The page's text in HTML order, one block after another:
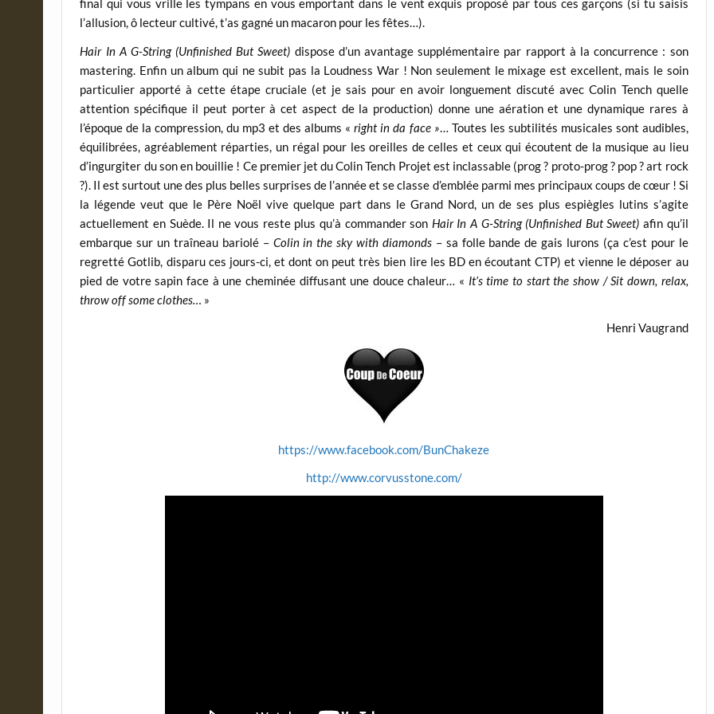
final qui vous vrille les tympans en vous emportant dans le vent exquis proposé par tous ces garçons (si tu saisis
l’allusion, ô lecteur cultivé, t’as gagné un macaron pour les fêtes…).
Hair In A G-String (Unfinished But Sweet) dispose d’un avantage supplémentaire par rapport à la concurrence : son
mastering. Enfin un album qui ne subit pas la Loudness War ! Non seulement le mixage est excellent, mais le soin
particulier apporté à cette étape cruciale (et je sais pour en avoir longuement discuté avec Colin Tench quelle
attention spécifique il peut porter à cet aspect de la production) donne une aération et une dynamique rares à
l’époque de la compression, du mp3 et des albums «right in da face » … Toutes les subtilités musicales sont audibles,
équilibrées, agréablement réparties, un régal pour les oreilles de celles et ceux qui écoutent de la musique au lieu
d’ingurgiter du son en bouillie ! Ce premier jet du Colin Tench Projet est inclassable (prog ? proto-prog ? pop ? art rock
?). Il est surtout une des plus belles surprises de l’année et se classe d’emblée parmi mes principaux coups de cœur ! Si
la légende veut que le Père Noël vive quelque part dans le Grand Nord, un de ses plus espiègles lutins s’agite
actuellement en Suède. Il ne vous reste plus qu’à commander son Hair In A G-String (Unfinished But Sweet) afin qu’il
embarque sur un traîneau bariolé – Colin in the sky with diamonds– sa folle bande de gais lurons (ça c’est pour le
regretté Gotlib, disparu ces jours-ci, et dont on peut très bien lire les BD en écoutant CTP) et vienne le déposer au
pied de votre sapin face à une cheminée diffusant une douce chaleur… « It’s time to start the show / Sit down, relax,
throw off some clothes…
»
Henri Vaugrand
https://www.facebook.com/BunChakeze
http://www.corvusstone.com/